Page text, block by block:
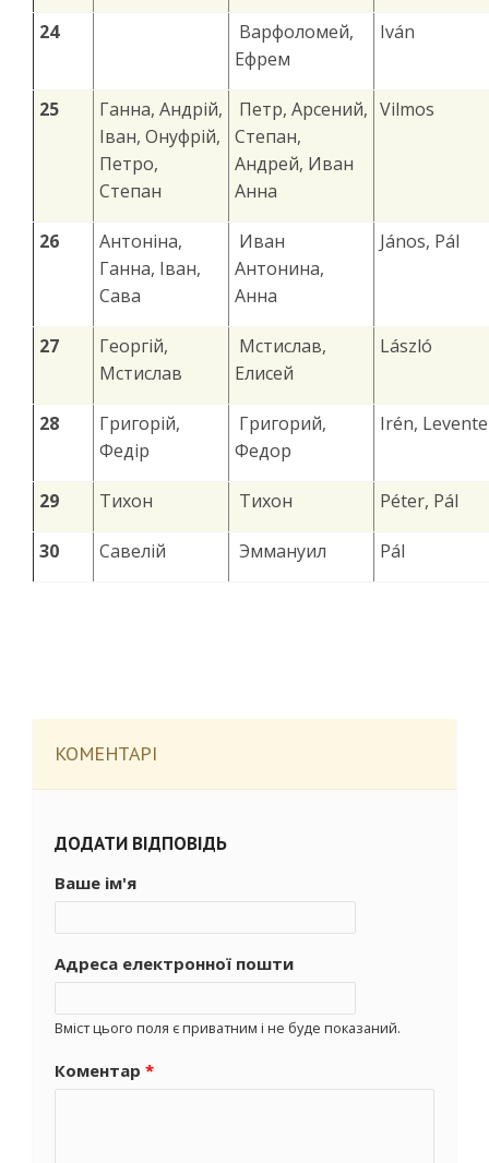
24
Варфоломей,
Ефрем
Iván
25
Ганна, Андрій,
Іван, Онуфрій,
Петро,
Степан
Петр, Арсений,
Степан,
Андрей, Иван
Анна
Vilmos
26
Антоніна,
Ганна, Іван,
Сава
Иван
Антонина,
Анна
János, Pál
27
Георгій,
Мстислав
Мстислав,
Елисей
László
28
Григорій,
Федір
Григорий,
Федор
Irén, Levente
29 Тихон Тихон Péter, Pál
30 Савелій Эммануил Pál
КОМЕНТАРІ
ДОДАТИ ВІДПОВІДЬ
Ваше ім'я
Адреса електронної пошти
Вміст цього поля є приватним і не буде показаний.
Коментар *